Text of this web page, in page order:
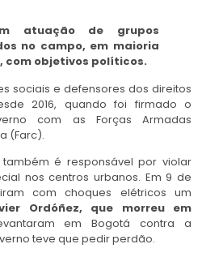
atuação de grupos
no campo, em maioria
objetivos políticos.
sociais e defensores dos direitos
2016, quando foi firmado o
com as Forças Armadas
(Farc).
é responsável por violar
nos centros urbanos. Em 9 de
com choques elétricos um
Ordóñez, que morreu em
em Bogotá contra a
teve que pedir perdão.